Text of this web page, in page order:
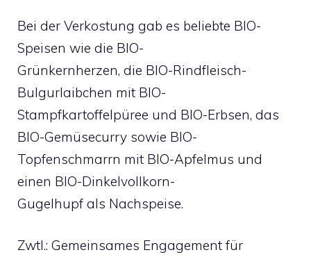
Bei der Verkostung gab es beliebte BIO-
Speisen wie die BIO-
Grünkernherzen, die BIO-Rindfleisch-
Bulgurlaibchen mit BIO-
Stampfkartoffelpüree und BIO-Erbsen, das
BIO-Gemüsecurry sowie BIO-
Topfenschmarrn mit BIO-Apfelmus und
einen BIO-Dinkelvollkorn-
Gugelhupf als Nachspeise.
Zwtl.: Gemeinsames Engagement für